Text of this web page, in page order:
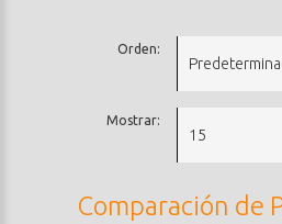
Orden:
Mostrar:
15
Comparación de